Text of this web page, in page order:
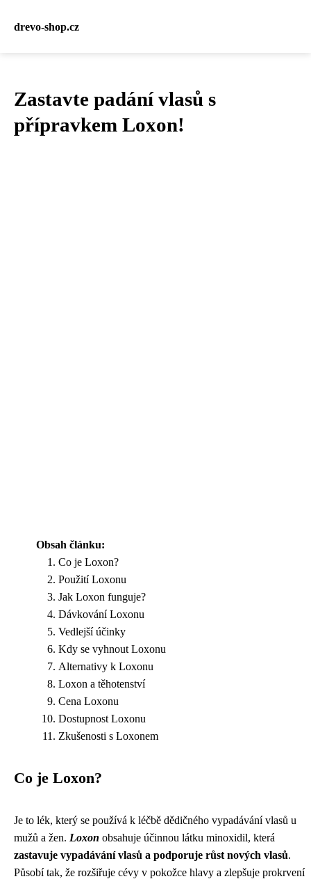
drevo-shop.cz
Zastavte padání vlasů s
přípravkem Loxon!
Obsah článku:
Co je Loxon?
Použití Loxonu
Jak Loxon funguje?
Dávkování Loxonu
Vedlejší účinky
Kdy se vyhnout Loxonu
Alternativy k Loxonu
Loxon a těhotenství
Cena Loxonu
Dostupnost Loxonu
Zkušenosti s Loxonem
Co je Loxon?
Je to lék, který se používá k léčbě dědičného vypadávání vlasů u
mužů a žen. Loxon obsahuje účinnou látku minoxidil, která
zastavuje vypadávání vlasů a podporuje růst nových vlasů.
Působí tak, že rozšiřuje cévy v pokožce hlavy a zlepšuje prokrvení